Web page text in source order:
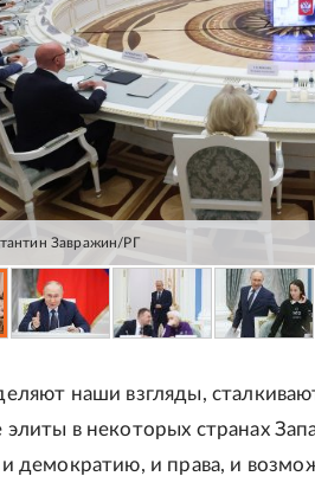
Завражин/РГ
наши взгляды,
элиты в некоторых странах
демократию, и права, и